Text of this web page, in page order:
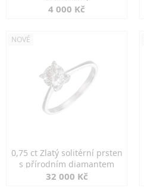
4 000 Kč
NOVÉ
0,75 ct Zlatý solitérní prsten
s přírodním diamantem
32 000 Kč